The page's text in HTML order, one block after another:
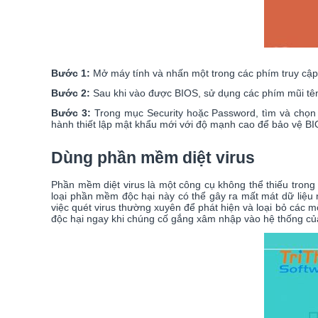
Bước 1: Mở máy tính và nhấn một trong các phím truy
Bước 2: Sau khi vào được BIOS, sử dụng các phím mũi
Bước 3: Trong mục Security hoặc Password, tìm và
hành thiết lập mật khẩu mới với độ mạnh cao để bảo vệ
Dùng phần mềm diệt virus
Phần mềm diệt virus là một công cụ không thể thiếu
loại phần mềm độc hại này có thể gây ra mất mát dữ
việc quét virus thường xuyên để phát hiện và loại bỏ các
độc hại ngay khi chúng cố gắng xâm nhập vào hệ thống